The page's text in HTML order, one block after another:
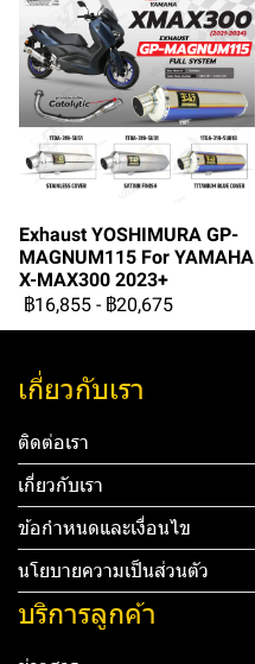
Exhaust YOSHIMURA GP-
MAGNUM115 For YAMAHA
X-MAX300 2023+
฿16,855 - ฿20,675
เกี่ยวกับเรา
ติดต่อเรา
เกี่ยวกับเรา
ข้อกำหนดและเงื่อนไข
นโยบายความเป็นส่วนตัว
บริการลูกค้า